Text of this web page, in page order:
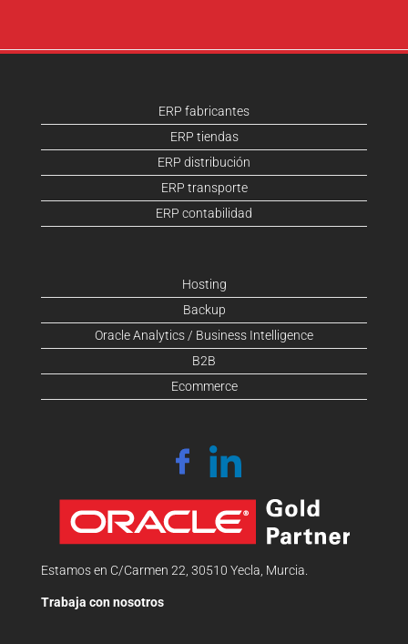
ERP fabricantes
ERP tiendas
ERP distribución
ERP transporte
ERP contabilidad
Hosting
Backup
Oracle Analytics / Business Intelligence
B2B
Ecommerce
Estamos en C/Carmen 22, 30510 Yecla, Murcia.
Trabaja con nosotros